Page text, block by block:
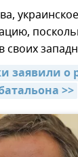
своих
заявили о
>>